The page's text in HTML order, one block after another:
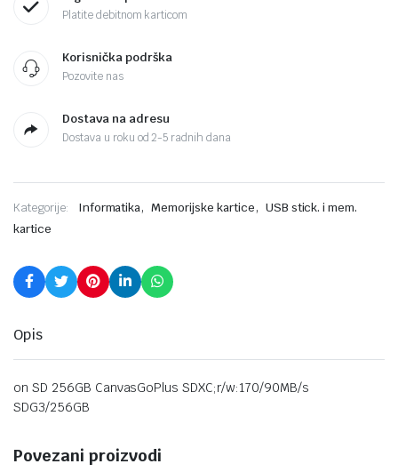
Platite debitnom karticom
Korisnička podrška
Pozovite nas
Dostava na adresu
Dostava u roku od 2-5 radnih dana
Kategorije: Informatika, Memorijske kartice, USB stick. i mem.
kartice
Opis
on SD 256GB CanvasGoPlus SDXC;r/w:170/90MB/s
SDG3/256GB
Povezani proizvodi